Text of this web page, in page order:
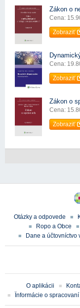
Zákon o
Cena:
Zobraziť
Cena:
Zobraziť
Zákon o
Cena:
Zobraziť
Otázky a odpovede
Ropo a Obce
Dane a účtovníctvo
O aplikácii
Ïnformácie o